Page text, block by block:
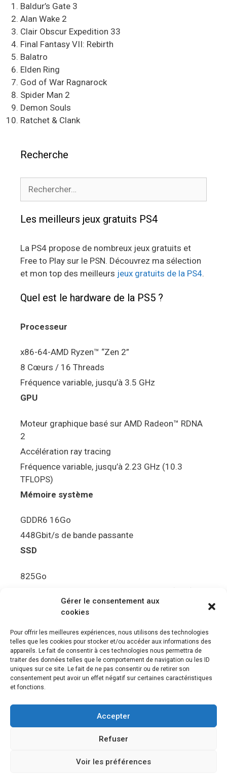
Gérer le consentement aux
cookies
Pour offrir les meilleures expériences, nous utilisons des technologies
telles que les cookies pour stocker et/ou accéder aux informations des
appareils. Le fait de consentir à ces technologies nous permettra de
traiter des données telles que le comportement de navigation ou les ID
uniques sur ce site. Le fait de ne pas consentir ou de retirer son
consentement peut avoir un effet négatif sur certaines caractéristiques
et fonctions.
Accepter
Refuser
Voir les préférences
Baldur’s Gate 3
Alan Wake 2
Clair Obscur Expedition 33
Final Fantasy VII: Rebirth
Balatro
Elden Ring
God of War Ragnarock
Spider Man 2
Demon Souls
Ratchet & Clank
Recherche
Les meilleurs jeux gratuits PS4
La PS4 propose de nombreux jeux gratuits et
Free to Play sur le PSN. Découvrez ma sélection
et mon top des meilleurs jeux gratuits de la PS4.
Quel est le hardware de la PS5 ?
Processeur
x86-64-AMD Ryzen™ “Zen 2”
8 Cœurs / 16 Threads
Fréquence variable, jusqu’à 3.5 GHz
GPU
Moteur graphique basé sur AMD Radeon™ RDNA
2
Accélération ray tracing
Fréquence variable, jusqu’à 2.23 GHz (10.3
TFLOPS)
Mémoire système
GDDR6 16Go
448Gbit/s de bande passante
SSD
825Go
5.5Gbit/s de bande passante en lecture (Brut)
Disque de jeu PS5
Ultra HD Blu-ray™, jusqu’à 100Go/disque
Sortie vidéo
Compatibilité avec les téléviseurs 4K 120Hz et
8K, VRR (spécification HDMI v. 2.1)
“Tempest” 3D AudioTec